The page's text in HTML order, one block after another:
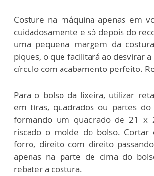
Costure na máquina apenas em
cuidadosamente e só depois do
uma pequena margem da
piques, o que facilitará ao desvirar
círculo com acabamento perfeito.
Para o bolso da lixeira, utilizar
em tiras, quadrados ou partes do
formando um quadrado de 21 x
riscado o molde do bolso.
forro, direito com direito
apenas na parte de cima do
rebater a costura.